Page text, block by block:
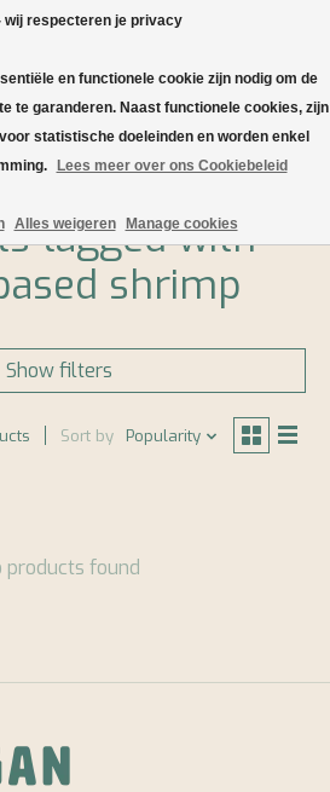
Wishlist
shrimp
tagged with
shrimp
Show filters
Sort by Popularity
products found
wij respecteren je privacy
en functionele cookie zijn nodig om de
te garanderen. Naast functionele cookies, zijn
statistische doeleinden en worden enkel
Lees meer over ons Cookiebeleid
Alles weigeren Manage cookies